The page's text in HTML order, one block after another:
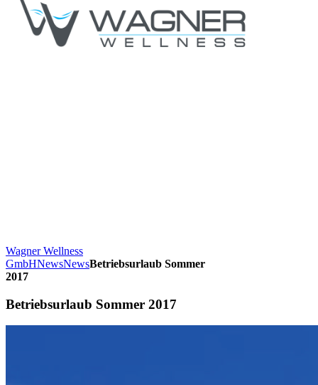
Wagner Wellness
GmbHNewsNewsBetriebsurlaub Sommer
2017
Betriebsurlaub Sommer 2017